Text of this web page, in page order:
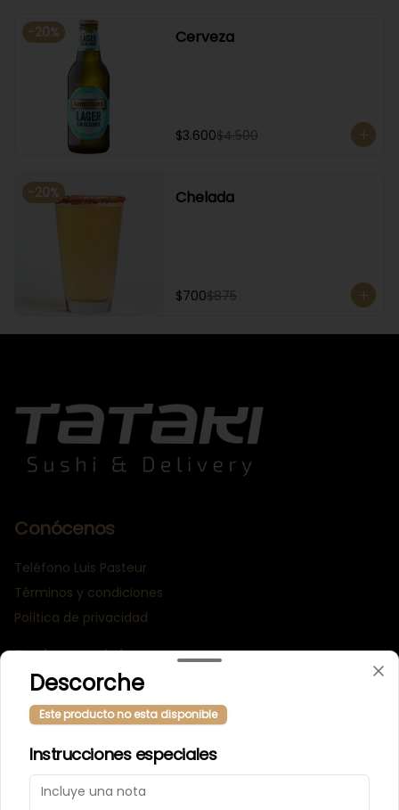
-20% Cerveza
$3.600$4.500
-20% Chelada
$700$875
Conócenos
Teléfono Luis Pasteur
Términos y condiciones
Política de privacidad
Redes sociales
Instagram
Facebook
Mi cuenta
Descorche
Este producto no esta disponible
Instrucciones especiales